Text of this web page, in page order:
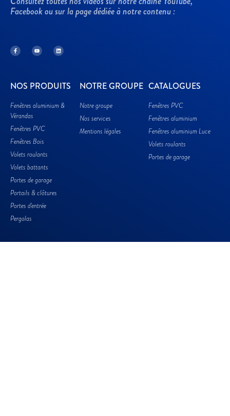
Facebook ou sur la page dédiée à notre contenu :
NOS PRODUITS
Fenêtres aluminium &
Vérandas
Fenêtres PVC
Fenêtres Bois
Volets roulants
Volets battants
Portes de garage
Portails & clôtures
Portes d'entrée
Pergolas
NOTRE GROUPE
Notre groupe
Nos services
Mentions légales
CATALOGUES
Fenêtres PVC
Fenêtres aluminium
Fenêtres aluminium Luce
Volets roulants
Portes de garage